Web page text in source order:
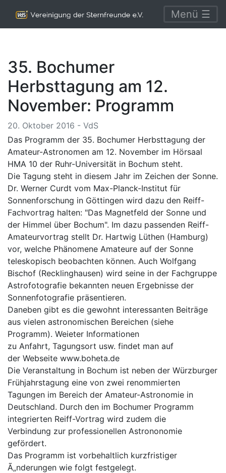
Menü ☰
35. Bochumer
Herbsttagung am 12.
November: Programm
20. Oktober 2016 - VdS
Das Programm der 35. Bochumer Herbsttagung der
Amateur-Astronomen am 12. November im Hörsaal
HMA 10 der Ruhr-Universität in Bochum steht.
Die Tagung steht in diesem Jahr im Zeichen der Sonne.
Dr. Werner Curdt vom Max-Planck-Institut für
Sonnenforschung in Göttingen wird dazu den Reiff-
Fachvortrag halten: "Das Magnetfeld der Sonne und
der Himmel über Bochum". Im dazu passenden Reiff-
Amateurvortrag stellt Dr. Hartwig Lüthen (Hamburg)
vor, welche Phänomene Amateure auf der Sonne
teleskopisch beobachten können. Auch Wolfgang
Bischof (Recklinghausen) wird seine in der Fachgruppe
Astrofotografie bekannten neuen Ergebnisse der
Sonnenfotografie präsentieren.
Daneben gibt es die gewohnt interessanten Beiträge
aus vielen astronomischen Bereichen (siehe
Programm). Weieter Informationen
zu Anfahrt, Tagungsort usw. findet man auf
der Webseite www.boheta.de
Die Veranstaltung in Bochum ist neben der Würzburger
Frühjahrstagung eine von zwei renommierten
Tagungen im Bereich der Amateur-Astronomie in
Deutschland. Durch den im Bochumer Programm
integrierten Reiff-Vortrag wird zudem die
Verbindung zur professionellen Astrononomie
gefördert.
Das Programm ist vorbehaltlich kurzfristiger
Ã„nderungen wie folgt festgelegt.